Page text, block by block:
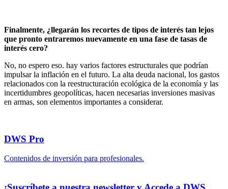
Finalmente, ¿llegarán los recortes de tipos de interés tan lejos
que pronto entraremos nuevamente en una fase de tasas de
interés cero?
No, no espero eso. hay varios factores estructurales que podrían
impulsar la inflación en el futuro. La alta deuda nacional, los gastos
relacionados con la reestructuración ecológica de la economía y las
incertidumbres geopolíticas, hacen necesarias inversiones masivas
en armas, son elementos importantes a considerar.
DWS Pro
Contenidos de inversión para profesionales.